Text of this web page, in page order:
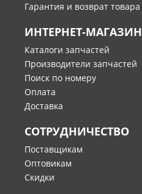
Гарантия и возврат товара
ИНТЕРНЕТ-МАГАЗИН
Каталоги запчастей
Производители запчастей
Поиск по номеру
Оплата
Доставка
СОТРУДНИЧЕСТВО
Поставщикам
Оптовикам
Скидки